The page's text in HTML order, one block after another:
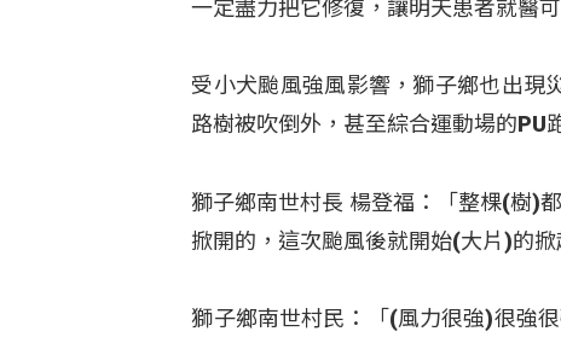
一定盡力把它修復，讓明天患者就醫可
受小犬颱風強風影響，獅子鄉也出現
路樹被吹倒外，甚至綜合運動場的PU
獅子鄉南世村長 楊登福：「整棵(樹)
掀開的，這次颱風後就開始(大片)的掀
獅子鄉南世村民：「(風力很強)很強